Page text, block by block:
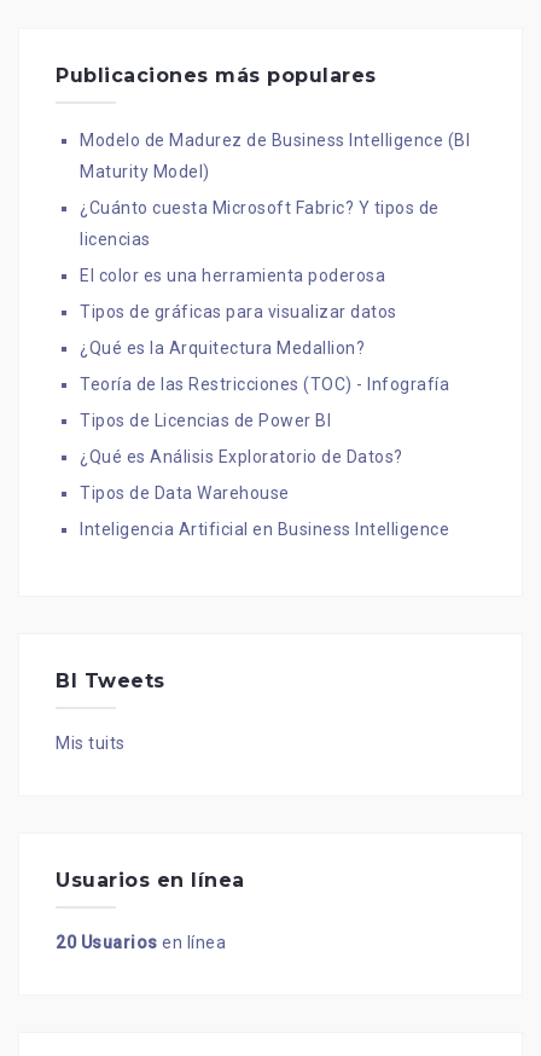
Publicaciones más populares
Modelo de Madurez de Business Intelligence (BI
Maturity Model)
¿Cuánto cuesta Microsoft Fabric? Y tipos de
licencias
El color es una herramienta poderosa
Tipos de gráficas para visualizar datos
¿Qué es la Arquitectura Medallion?
Teoría de las Restricciones (TOC) - Infografía
Tipos de Licencias de Power BI
¿Qué es Análisis Exploratorio de Datos?
Tipos de Data Warehouse
Inteligencia Artificial en Business Intelligence
BI Tweets
Mis tuits
Usuarios en línea
20 Usuarios en línea